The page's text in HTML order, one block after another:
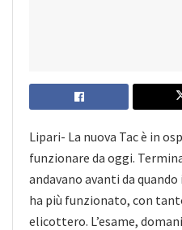
Lipari- La nuova Tac è in
funzionare da oggi.
andavano avanti da
ha più funzionato, con
elicottero. L’esame,